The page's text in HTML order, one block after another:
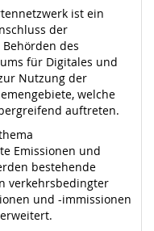
ist ein
der
des
für Digitales und
Nutzung der
welche
auftreten.
Emissionen und
den bestehende
verkehrsbedingter
und -immissionen
erweitert.